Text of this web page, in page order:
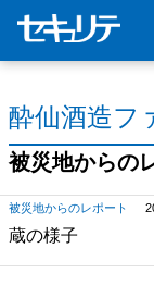
酔仙酒造
被災地からの
被災地からのレポート
蔵の様子